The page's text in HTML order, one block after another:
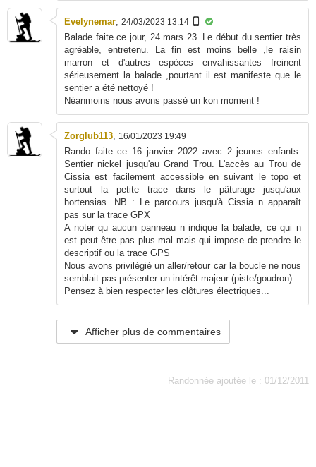
Evelynemar, 24/03/2023 13:14
Balade faite ce jour, 24 mars 23. Le début du sentier très
agréable, entretenu. La fin est moins belle ,le raisin
marron et d'autres espèces envahissantes freinent
sérieusement la balade ,pourtant il est manifeste que le
sentier a été nettoyé !
Néanmoins nous avons passé un kon moment !
Zorglub113, 16/01/2023 19:49
Rando faite ce 16 janvier 2022 avec 2 jeunes enfants.
Sentier nickel jusqu'au Grand Trou. L'accès au Trou de
Cissia est facilement accessible en suivant le topo et
surtout la petite trace dans le pâturage jusqu'aux
hortensias. NB : Le parcours jusqu'à Cissia n apparaît
pas sur la trace GPX
A noter qu aucun panneau n indique la balade, ce qui n
est peut être pas plus mal mais qui impose de prendre le
descriptif ou la trace GPS
Nous avons privilégié un aller/retour car la boucle ne nous
semblait pas présenter un intérêt majeur (piste/goudron)
Pensez à bien respecter les clôtures électriques...
Afficher plus de commentaires
Randonnée ajoutée le : 01/12/2011